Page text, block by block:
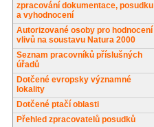
zpracování dokumentace, posudku
a vyhodnocení
Autorizované osoby pro hodnocení
vlivů na soustavu Natura 2000
Seznam pracovníků příslušných
úřadů
Dotčené evropsky významné
lokality
Dotčené ptačí oblasti
Přehled zpracovatelů posudků